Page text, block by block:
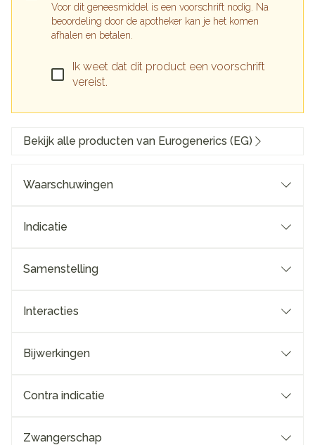
Voor dit geneesmiddel is een voorschrift nodig. Na
beoordeling door de apotheker kan je het komen
afhalen en betalen.
Ik weet dat dit product een voorschrift
vereist.
Bekijk alle producten van Eurogenerics (EG)
Waarschuwingen
Indicatie
Samenstelling
Interacties
Bijwerkingen
Contra indicatie
Zwangerschap